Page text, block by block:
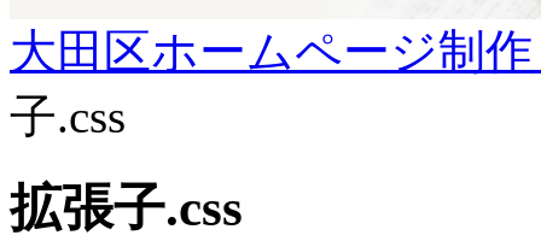
大田区ホームページ制
子.css
拡張子.css